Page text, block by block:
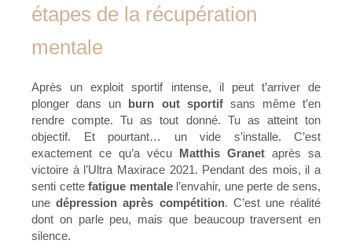
étapes de la récupération
mentale
Après un exploit sportif intense, il peut t’arriver de
plonger dans un burn out sportifsans même t’en
rendre compte. Tu as tout donné. Tu as atteint ton
objectif. Et pourtant… un vide s’installe. C’est
exactement ce qu’a vécu Matthis Granet après sa
victoire à l’Ultra Maxirace 2021. Pendant des mois, il a
senti cettefatigue mentale l’envahir, une perte de sens,
unedépression après compétition. C’est une réalité
dont on parle peu, mais que beaucoup traversent en
silence.